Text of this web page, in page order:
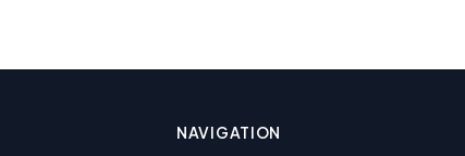
NAVIGATION